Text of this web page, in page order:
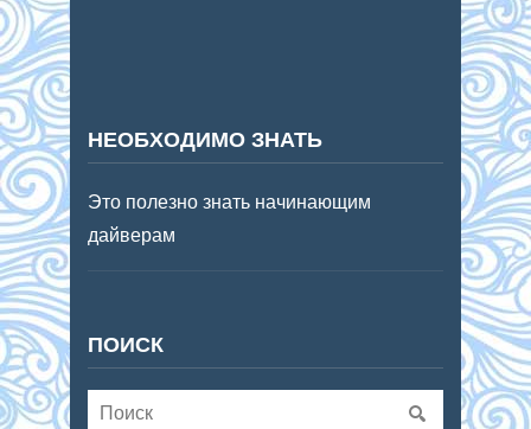
НЕОБХОДИМО ЗНАТЬ
Это полезно знать начинающим
дайверам
ПОИСК